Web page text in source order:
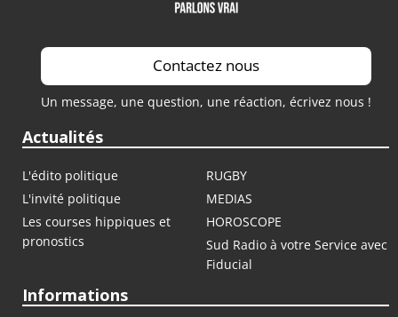
Contactez nous
Un message, une question, une réaction, écrivez nous !
Actualités
L'édito politique
RUGBY
L'invité politique
MEDIAS
Les courses hippiques et
pronostics
HOROSCOPE
Sud Radio à votre Service avec
Fiducial
Informations